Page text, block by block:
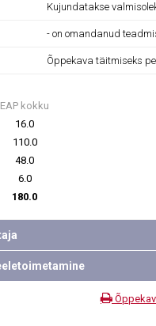
Kujundatakse
- on omandanud
Õppekava täitmiseks
EAP kokku
16.0
110.0
48.0
6.0
180.0